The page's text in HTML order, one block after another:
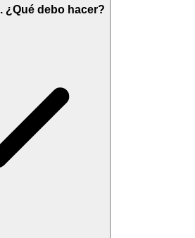
¿Qué debo hacer?